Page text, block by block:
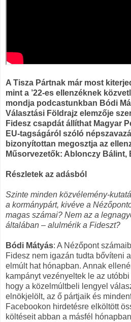
A Tisza Pártnak már most
mint a ’22-es ellenzéknek
mondja podcastunkban Bódi
Választási Földrajz elemzője
Fidesz csapdát állíthat Magyar
EU-tagságáról szóló
bizonyítottan megosztja az
Műsorvezetők: Ablonczy Bálint,
Részletek az adásból
Szinte minden közvélemény-
a kormánypárt, kivéve a
magas számai? Nem az a
általában – alulmérik a Fideszt?
Bódi Mátyás: A Nézőpont
Fidesz nem igazán tudta bővíteni
elmúlt hat hónapban. Annak
kampányt vezényeltek le az
hogy a közelmúltbeli lengyel
elnökjelölt, az ő pártjaik és
Facebookon hirdetésre elköltött
költéseit abban a másfél